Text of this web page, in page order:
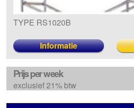
TYPE RS1020B
Informatie
Prijs per week
exclusief 21% btw